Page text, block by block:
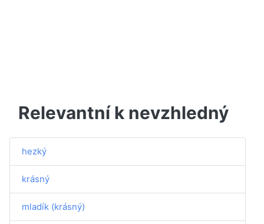
Relevantní k nevzhledný
hezký
krásný
mladík (krásný)